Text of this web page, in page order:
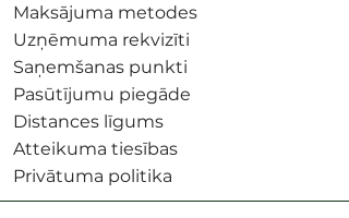
Maksājuma metodes
Uzņēmuma rekvizīti
Saņemšanas punkti
Pasūtījumu piegāde
Distances līgums
Atteikuma tiesības
Privātuma politika